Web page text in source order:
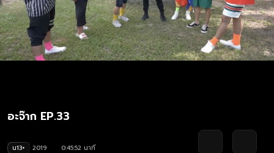
อะจ๊าก EP.33
น13+ 2019
0:45:52 นาที